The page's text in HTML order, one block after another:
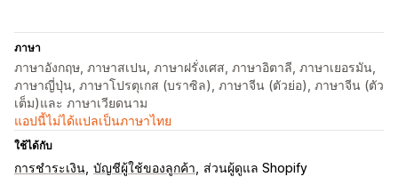
ภาษา
ภาษาอังกฤษ, ภาษาสเปน, ภาษาฝรั่งเศส, ภาษาอิตาลี, ภาษาเยอรมัน,
ภาษาญี่ปุ่น, ภาษาโปรตุเกส (บราซิล), ภาษาจีน (ตัวย่อ), ภาษาจีน (ตัว
เต็ม)และ ภาษาเวียดนาม
แอปนี้ไม่ได้แปลเป็นภาษาไทย
ใช้ได้กับ
การชำระเงิน บัญชีผู้ใช้ของลูกค้า ส่วนผู้ดูแล Shopify